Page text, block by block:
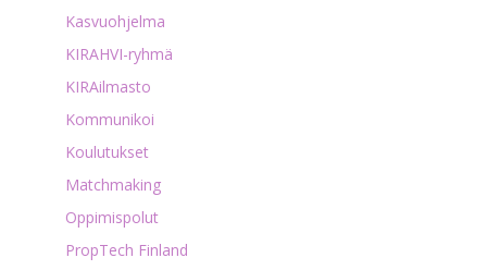
Kasvuohjelma
KIRAHVI-ryhmä
KIRAilmasto
Kommunikoi
Koulutukset
Matchmaking
Oppimispolut
PropTech Finland